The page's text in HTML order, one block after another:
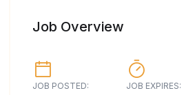
Job Overview
JOB POSTED: JOB EXPIRES: